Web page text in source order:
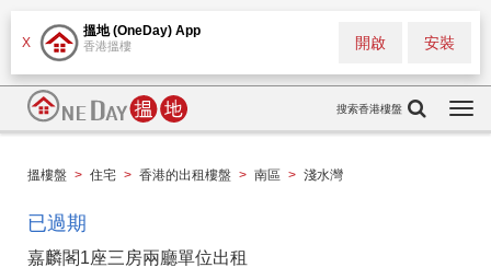
X
搵地 (OneDay) App
香港搵樓 安裝
開啟
搜索香港樓盤
搵樓盤 > 住宅 > 香港的出租樓盤 > 南區 > 淺水灣
已過期
嘉麟閣1座三房兩廳單位出租